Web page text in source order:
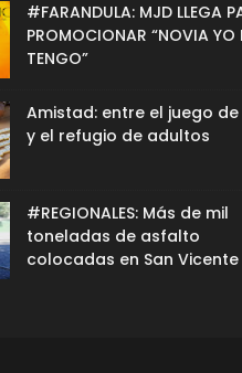
#FARANDULA: MJD LLEGA
PROMOCIONAR “NOVIA YO
TENGO”
Amistad: entre el juego de
y el refugio de adultos
#REGIONALES: Más de mil
toneladas de asfalto
colocadas en San Vicente